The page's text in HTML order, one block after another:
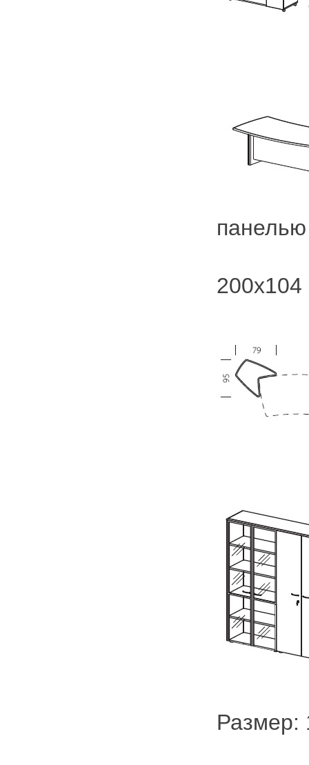
панелью
200x104
Размер: